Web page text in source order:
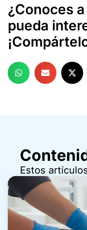
¿Conoces
pueda
Estos